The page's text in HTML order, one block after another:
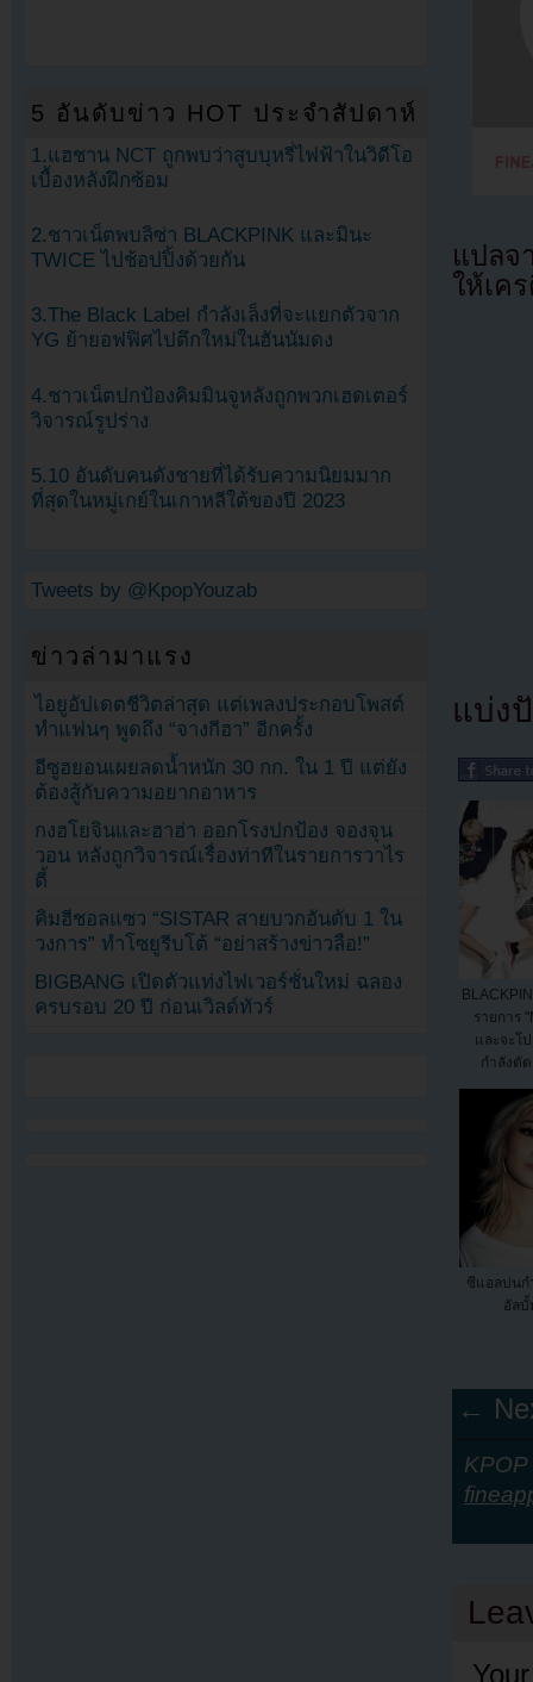
แปลจ
ให้เค
แบ่ง
รายการ
และจะโ
กำลังตัด
ซีแอลบ่นก
อัลบั้
←
5 อันดับข่าว HOT ประจำสัปดาห์
1.แฮชาน NCT ถูกพบว่าสูบบุหรี่ไฟฟ้าในวิดีโอ
เบื้องหลังฝึกซ้อม
2.ชาวเน็ตพบลิซ่า BLACKPINK และมินะ
TWICE ไปช้อปปิ้งด้วยกัน
3.The Black Label กำลังเล็งที่จะแยกตัวจาก
YG ย้ายอฟฟิศไปตึกใหม่ในฮันนัมดง
4.ชาวเน็ตปกป้องคิมมินจูหลังถูกพวกเฮดเตอร์
วิจารณ์รูปร่าง
5.10 อันดับคนดังชายที่ได้รับความนิยมมาก
ที่สุดในหมู่เกย์ในเกาหลีใต้ของปี 2023
Tweets by @KpopYouzab
ข่าวล่ามาแรง
ไอยูอัปเดตชีวิตล่าสุด แต่เพลงประกอบโพสต์
ทำแฟนๆ พูดถึง “จางกีฮา” อีกครั้ง
อีซูฮยอนเผยลดน้ำหนัก 30 กก. ใน 1 ปี แต่ยัง
ต้องสู้กับความอยากอาหาร
กงฮโยจินและฮาฮ่า ออกโรงปกป้อง จองจุน
วอน หลังถูกวิจารณ์เรื่องท่าทีในรายการวาไร
ตี้
คิมฮีชอลแซว “SISTAR สายบวกอันดับ 1 ใน
วงการ” ทำโซยูรีบโต้ “อย่าสร้างข่าวลือ!”
BIGBANG เปิดตัวแท่งไฟเวอร์ชั่นใหม่ ฉลอง
ครบรอบ 20 ปี ก่อนเวิลด์ทัวร์